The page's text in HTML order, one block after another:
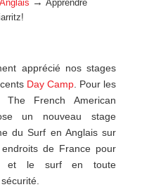
Apprendre
apprécié nos stages
Day Camp . Pour les
The French American
un nouveau stage
du Surf en Anglais sur
de France pour
le surf en toute